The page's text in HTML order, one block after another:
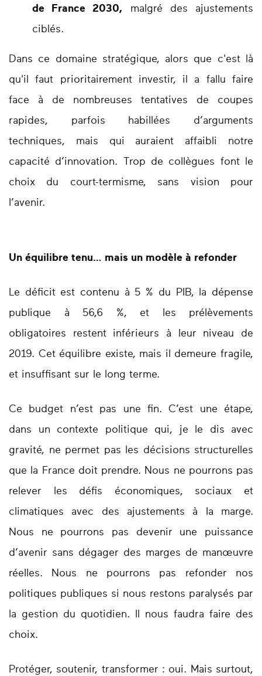
de France 2030, malgré des ajustements
ciblés.
Dans ce domaine stratégique, alors que c'est là
qu'il faut prioritairement investir, il a fallu faire
face à de nombreuses tentatives de coupes
rapides, parfois habillées d’arguments
techniques, mais qui auraient affaibli notre
capacité d’innovation. Trop de collègues font le
choix du court-termisme, sans vision pour
l’avenir.
Un équilibre tenu… mais un modèle à refonder
Le déficit est contenu à 5 % du PIB, la dépense
publique à 56,6 %, et les prélèvements
obligatoires restent inférieurs à leur niveau de
2019. Cet équilibre existe, mais il demeure fragile,
et insuffisant sur le long terme.
Ce budget n’est pas une fin. C’est une étape,
dans un contexte politique qui, je le dis avec
gravité, ne permet pas les décisions structurelles
que la France doit prendre. Nous ne pourrons pas
relever les défis économiques, sociaux et
climatiques avec des ajustements à la marge.
Nous ne pourrons pas devenir une puissance
d’avenir sans dégager des marges de manœuvre
réelles. Nous ne pourrons pas refonder nos
politiques publiques si nous restons paralysés par
la gestion du quotidien. Il nous faudra faire des
choix.
Protéger, soutenir, transformer : oui. Mais surtout,